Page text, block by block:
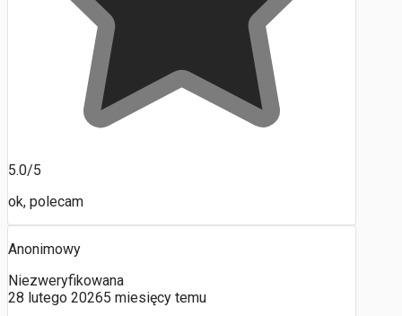
5.0/5
ok, polecam
Anonimowy
Niezweryfikowana
28 lutego 20265 miesięcy temu